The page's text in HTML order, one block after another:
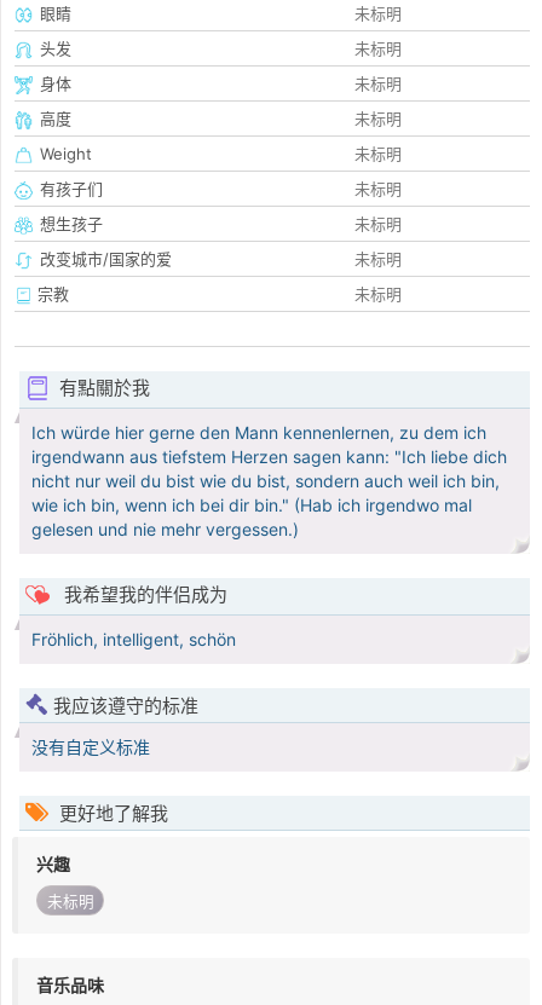
眼睛
未标明
头发
未标明
身体
未标明
高度
未标明
Weight
未标明
有孩子们
未标明
想生孩子
未标明
改变城市/国家的爱
未标明
宗教
未标明
有點關於我
Ich würde hier gerne den Mann kennenlernen, zu dem ich
irgendwann aus tiefstem Herzen sagen kann: "Ich liebe dich
nicht nur weil du bist wie du bist, sondern auch weil ich bin,
wie ich bin, wenn ich bei dir bin." (Hab ich irgendwo mal
gelesen und nie mehr vergessen.)
我希望我的伴侣成为
Fröhlich, intelligent, schön
我应该遵守的标准
没有自定义标准
更好地了解我
兴趣
未标明
音乐品味